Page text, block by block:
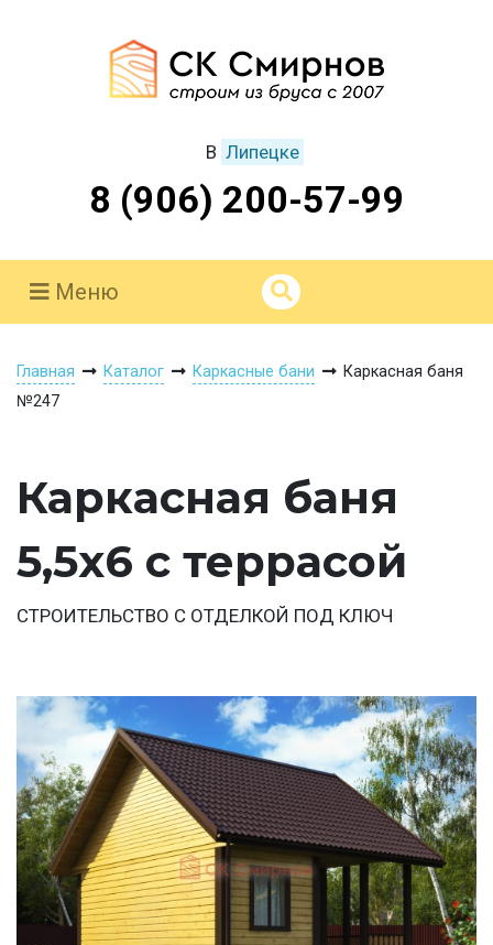
В Липецке
8 (906) 200-57-99
Меню
Главная Каталог Каркасные бани
Каркасная баня
№247
Каркасная баня
5,5х6 с террасой
СТРОИТЕЛЬСТВО С ОТДЕЛКОЙ ПОД КЛЮЧ